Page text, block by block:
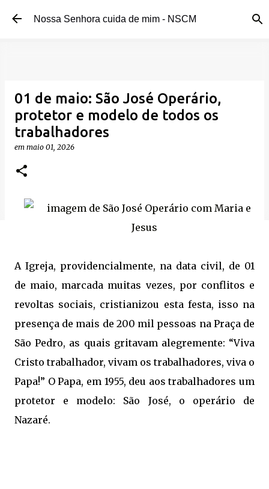
Pular para o conteúdo principal
Nossa Senhora cuida de mim - NSCM
01 de maio: São José Operário,
protetor e modelo de todos os
trabalhadores
em maio 01, 2026
A Igreja, providencialmente, na data civil, de 01
de maio, marcada muitas vezes, por conflitos e
revoltas sociais, cristianizou esta festa, isso na
presença de mais de 200 mil pessoas na Praça de
São Pedro, as quais gritavam alegremente: “Viva
Cristo trabalhador, vivam os trabalhadores, viva o
Papa!” O Papa, em 1955, deu aos trabalhadores um
protetor e modelo: São José, o operário de
Nazaré.